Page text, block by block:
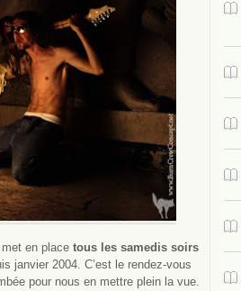
en place tous les samedis soirs
janvier 2004. C’est le rendez-vous
pour nous en mettre plein la vue.